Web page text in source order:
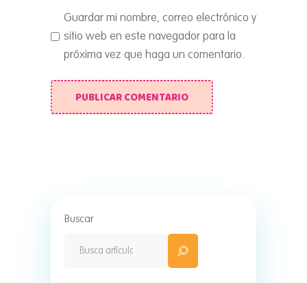
Guardar mi nombre, correo electrónico y
sitio web en este navegador para la
próxima vez que haga un comentario.
PUBLICAR COMENTARIO
Buscar